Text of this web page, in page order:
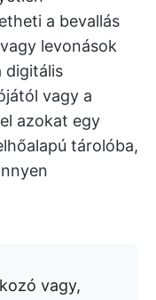
a bevallás
levonások
digitális
vagy a
azokat egy
tárolóba,
vagy,